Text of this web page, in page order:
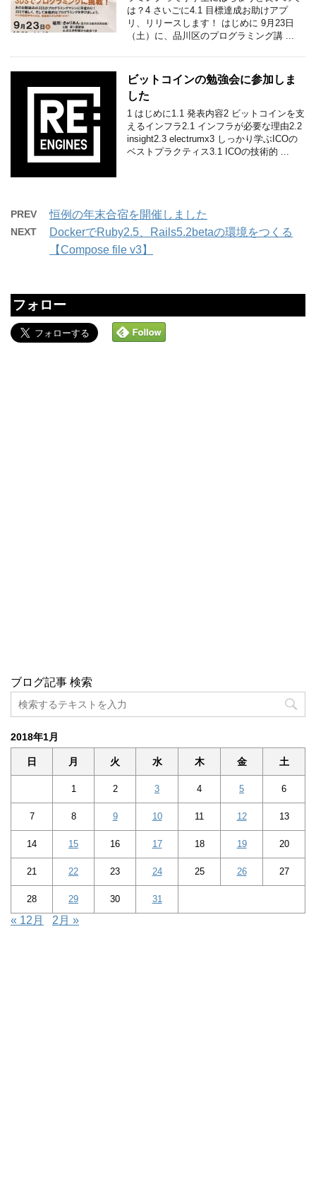
は？4 さいごに4.1 目標達成お助けアプ
リ、リリースします！ はじめに 9月23日
（土）に、品川区のプログラミング講 ...
ビットコインの勉強会に参加しま
した
1 はじめに1.1 発表内容2 ビットコインを支
えるインフラ2.1 インフラが必要な理由2.2
insight2.3 electrumx3 しっかり学ぶICOの
ベストプラクティス3.1 ICOの技術的 ...
PREV 恒例の年末合宿を開催しました
NEXT
DockerでRuby2.5、Rails5.2betaの環境をつくる
【Compose file v3】
フォロー
ブログ記事 検索
2018年1月
日 月 火 水 木 金 土
1 2 3 4 5 6
7 8 9 10 11 12 13
14 15 16 17 18 19 20
21 22 23 24 25 26 27
28 29 30 31
« 12月 2月 »